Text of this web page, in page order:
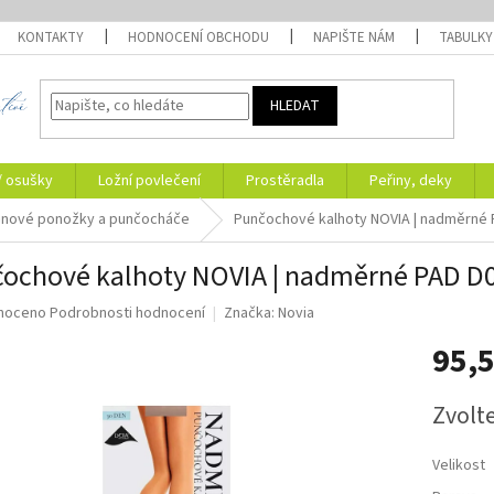
KONTAKTY HODNOCENÍ OBCHODU NAPIŠTE NÁM TABULKY
HLEDAT
osušky Ložní povlečení Prostěradla Peřiny, deky
ponožky a punčocháče Punčochové kalhoty NOVIA | nadměrné
kalhoty NOVIA | nadměrné PAD
Podrobnosti hodnocení Značka: Novia
cena:
Velikost